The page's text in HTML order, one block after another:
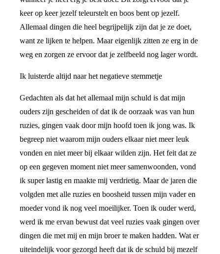
keer op keer jezelf teleurstelt en boos bent op jezelf.
Allemaal dingen die heel begrijpelijk zijn dat je ze doet,
want ze lijken te helpen. Maar eigenlijk zitten ze erg in de
weg en zorgen ze ervoor dat je zelfbeeld nog lager wordt.
Ik luisterde altijd naar het negatieve stemmetje
Gedachten als dat het allemaal mijn schuld is dat mijn
ouders zijn gescheiden of dat ik de oorzaak was van hun
ruzies, gingen vaak door mijn hoofd toen ik jong was. Ik
begreep niet waarom mijn ouders elkaar niet meer leuk
vonden en niet meer bij elkaar wilden zijn. Het feit dat ze
op een gegeven moment niet meer samenwoonden, vond
ik super lastig en maakte mij verdrietig. Maar de jaren die
volgden met alle ruzies en boosheid tussen mijn vader en
moeder vond ik nog veel moeilijker. Toen ik ouder werd,
werd ik me ervan bewust dat veel ruzies vaak gingen over
dingen die met mij en mijn broer te maken hadden. Wat er
uiteindelijk voor gezorgd heeft dat ik de schuld bij mezelf